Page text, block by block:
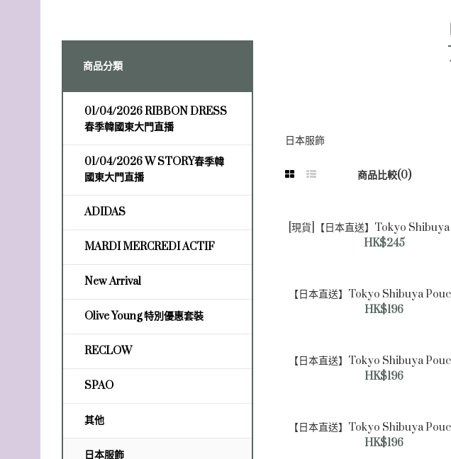
商品分類
01/04/2026 RIBBON DRESS
春季韓國東大門直播
01/04/2026 W STORY春季韓
國東大門直播
ADIDAS
MARDI MERCREDI ACTIF
New Arrival
Olive Young 特別優惠套裝
RECLOW
SPAO
其他
日本服飾
日本服飾
商品比較(0)
HK$245
HK$196
HK$196
HK$196